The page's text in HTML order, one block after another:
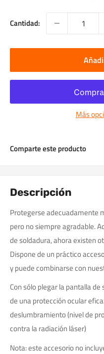
Cantidad:
Más
Comparte este producto
Descripción
Protegerse adecuadamente
pero no siempre agradable.
de soldadura, ahora existen
Dispone de un práctico
y puede combinarse con
Con sólo plegar la pantalla
de una protección ocular
deslumbramiento (nivel de
contra la radiación láser)
Nota: este accesorio no